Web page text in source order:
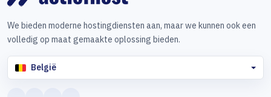
We bieden moderne hostingdiensten aan, maar we kunnen ook een
volledig op maat gemaakte oplossing bieden.
België